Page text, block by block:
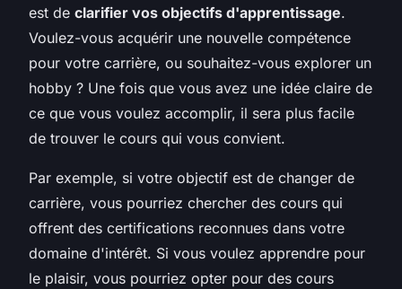
est de clarifier vos objectifs d'apprentissage.
Voulez-vous acquérir une nouvelle compétence
pour votre carrière, ou souhaitez-vous explorer un
hobby ? Une fois que vous avez une idée claire de
ce que vous voulez accomplir, il sera plus facile
de trouver le cours qui vous convient.
Par exemple, si votre objectif est de changer de
carrière, vous pourriez chercher des cours qui
offrent des certifications reconnues dans votre
domaine d'intérêt. Si vous voulez apprendre pour
le plaisir, vous pourriez opter pour des cours